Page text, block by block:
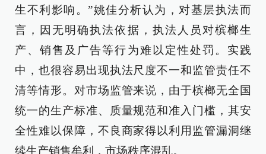
生不利影响。”姚佳分析认为，对基层执法而
言，因无明确执法依据，执法人员对槟榔生
产、销售及广告等行为难以定性处罚。实践
中，也很容易出现执法尺度不一和监管责任不
清等情形。对市场监管来说，由于槟榔无全国
统一的生产标准、质量规范和准入门槛，其安
全性难以保障，不良商家得以利用监管漏洞继
续生产销售牟利，市场秩序混乱。